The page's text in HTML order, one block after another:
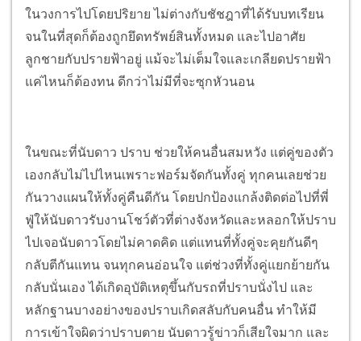
ในวงการไปโดยปริยาย ไม่ต่างกับชัชฎาที่ได้รับบทเรียน
จนในที่สุดก็ต้องถูกยึดทรัพย์สินทั้งหมด และไปอาศัย
ลูกชายกับปรายฟ้าอยู่ แม้จะไม่เต็มใจและเกลียดปรายฟ้า
แค่ไหนก็ต้องทน ดีกว่าไม่มีที่จะซุกหัวนอน
ในขณะที่นับดาว ปราบ ช่วยให้คนอื่นสมหวัง แต่คู่ของตัว
เองกลับไม่ไปไหนเพราะฟอร์มจัดกันทั้งคู่ ทุกคนเลยช่วย
กันวางแผนให้ทั้งคู่คืนดีกัน โดยปกป้องแกล้งติดต่อไปที่พี่
ฟู่ให้นับดาวรับงานโชว์ตัวที่ต่างจังหวัดและหลอกให้ปราบ
ไปเจอนับดาวโดยไม่คาดคิด แต่แทนที่ทั้งคู่จะคุยกันดีๆ
กลับตีกันแทน จนทุกคนอ่อนใจ แต่ช่วงที่ทั้งคู่แยกย้ายกัน
กลับนั่นเอง ได้เกิดอุบัติเหตุขึ้นกับรถที่ปราบนั่งไป และ
หลักฐานบางอย่างของปราบเกิดสลับกับคนอื่น ทำให้มี
การเข้าใจผิดว่าปราบตาย นับดาวรู้ข่าวก็เสียใจมาก และ